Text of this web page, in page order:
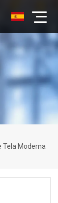
Tela Moderna